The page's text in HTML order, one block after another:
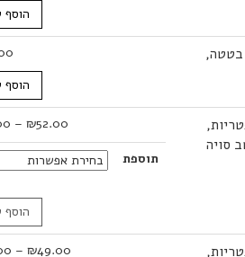
הוסף
בטטה,
הוסף
סויה
₪52.00
–
תוספת
הוסף
₪49.00
–